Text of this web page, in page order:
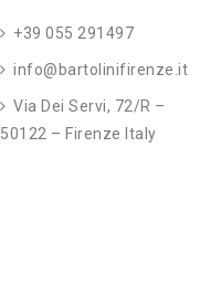
+39 055 291497
info@bartolinifirenze.it
Via Dei Servi, 72/R –
50122 – Firenze Italy